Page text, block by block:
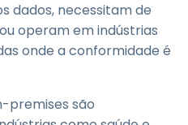
dados, necessitam de
operam em indústrias
onde a conformidade é
premises são